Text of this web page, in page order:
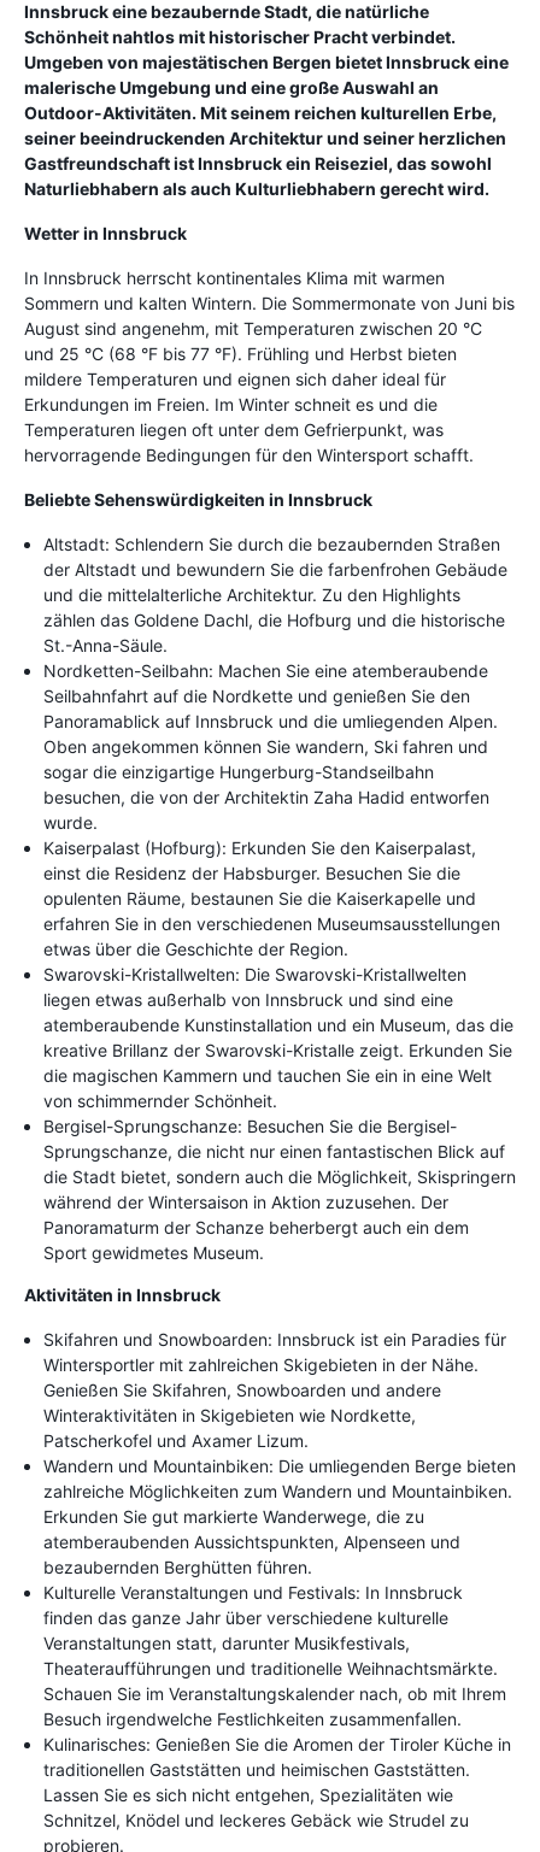
Innsbruck eine bezaubernde Stadt, die natürliche
Schönheit nahtlos mit historischer Pracht verbindet.
Umgeben von majestätischen Bergen bietet Innsbruck eine
malerische Umgebung und eine große Auswahl an
Outdoor-Aktivitäten. Mit seinem reichen kulturellen Erbe,
seiner beeindruckenden Architektur und seiner herzlichen
Gastfreundschaft ist Innsbruck ein Reiseziel, das sowohl
Naturliebhabern als auch Kulturliebhabern gerecht wird.
Wetter in Innsbruck
In Innsbruck herrscht kontinentales Klima mit warmen
Sommern und kalten Wintern. Die Sommermonate von Juni bis
August sind angenehm, mit Temperaturen zwischen 20 °C
und 25 °C (68 °F bis 77 °F). Frühling und Herbst bieten
mildere Temperaturen und eignen sich daher ideal für
Erkundungen im Freien. Im Winter schneit es und die
Temperaturen liegen oft unter dem Gefrierpunkt, was
hervorragende Bedingungen für den Wintersport schafft.
Beliebte Sehenswürdigkeiten in Innsbruck
Altstadt: Schlendern Sie durch die bezaubernden Straßen
der Altstadt und bewundern Sie die farbenfrohen Gebäude
und die mittelalterliche Architektur. Zu den Highlights
zählen das Goldene Dachl, die Hofburg und die historische
St.-Anna-Säule.
Nordketten-Seilbahn: Machen Sie eine atemberaubende
Seilbahnfahrt auf die Nordkette und genießen Sie den
Panoramablick auf Innsbruck und die umliegenden Alpen.
Oben angekommen können Sie wandern, Ski fahren und
sogar die einzigartige Hungerburg-Standseilbahn
besuchen, die von der Architektin Zaha Hadid entworfen
wurde.
Kaiserpalast (Hofburg): Erkunden Sie den Kaiserpalast,
einst die Residenz der Habsburger. Besuchen Sie die
opulenten Räume, bestaunen Sie die Kaiserkapelle und
erfahren Sie in den verschiedenen Museumsausstellungen
etwas über die Geschichte der Region.
Swarovski-Kristallwelten: Die Swarovski-Kristallwelten
liegen etwas außerhalb von Innsbruck und sind eine
atemberaubende Kunstinstallation und ein Museum, das die
kreative Brillanz der Swarovski-Kristalle zeigt. Erkunden Sie
die magischen Kammern und tauchen Sie ein in eine Welt
von schimmernder Schönheit.
Bergisel-Sprungschanze: Besuchen Sie die Bergisel-
Sprungschanze, die nicht nur einen fantastischen Blick auf
die Stadt bietet, sondern auch die Möglichkeit, Skispringern
während der Wintersaison in Aktion zuzusehen. Der
Panoramaturm der Schanze beherbergt auch ein dem
Sport gewidmetes Museum.
Aktivitäten in Innsbruck
Skifahren und Snowboarden: Innsbruck ist ein Paradies für
Wintersportler mit zahlreichen Skigebieten in der Nähe.
Genießen Sie Skifahren, Snowboarden und andere
Winteraktivitäten in Skigebieten wie Nordkette,
Patscherkofel und Axamer Lizum.
Wandern und Mountainbiken: Die umliegenden Berge bieten
zahlreiche Möglichkeiten zum Wandern und Mountainbiken.
Erkunden Sie gut markierte Wanderwege, die zu
atemberaubenden Aussichtspunkten, Alpenseen und
bezaubernden Berghütten führen.
Kulturelle Veranstaltungen und Festivals: In Innsbruck
finden das ganze Jahr über verschiedene kulturelle
Veranstaltungen statt, darunter Musikfestivals,
Theateraufführungen und traditionelle Weihnachtsmärkte.
Schauen Sie im Veranstaltungskalender nach, ob mit Ihrem
Besuch irgendwelche Festlichkeiten zusammenfallen.
Kulinarisches: Genießen Sie die Aromen der Tiroler Küche in
traditionellen Gaststätten und heimischen Gaststätten.
Lassen Sie es sich nicht entgehen, Spezialitäten wie
Schnitzel, Knödel und leckeres Gebäck wie Strudel zu
probieren.